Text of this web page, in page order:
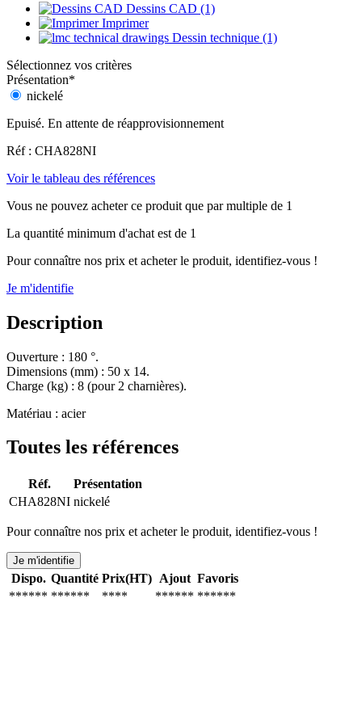
Dessins CAD (1)
Imprimer
Dessin technique (1)
Sélectionnez vos critères
Présentation*
nickelé
Epuisé. En attente de réapprovisionnement
Réf : CHA828NI
Voir le tableau des références
Vous ne pouvez acheter ce produit que par multiple de 1
La quantité minimum d'achat est de 1
Pour connaître nos prix et acheter le produit, identifiez-vous !
Je m'identifie
Description
Ouverture : 180 °.
Dimensions (mm) : 50 x 14.
Charge (kg) : 8 (pour 2 charnières).
Matériau : acier
Toutes les références
Réf.
Présentation
CHA828NI nickelé
Pour connaître nos prix et acheter le produit, identifiez-vous !
Je m'identifie
Dispo. Quantité Prix(HT) Ajout Favoris
****** ****** **** ****** ******